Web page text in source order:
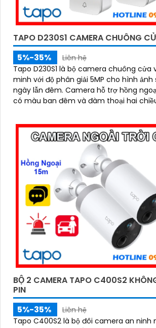
TAPO D230S1 CAMERA CHUÔNG
5%-35%
Liên hệ
Tapo D230S1 là bộ camera chuông cửa
minh với độ phân giải 5MP cho hình
ngày lẫn đêm. Camera hỗ trợ hồng ngoại tầm xa 7,5m,
có màu ban đêm và đàm thoại hai
BỘ 2 CAMERA TAPO C400S2
PIN
5%-35%
Liên hệ
Tapo C400S2 là bộ đôi camera an ninh